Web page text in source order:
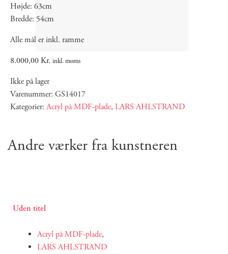
Højde: 63cm
Bredde: 54cm
Alle mål er inkl. ramme
8.000,00Kr. inkl. moms
Ikke på lager
Varenummer: GS14017
Kategorier:Acryl på MDF-plade, LARS AHLSTRAND
Andre værker fra kunstneren
Uden titel
Acryl på MDF-plade,
LARS AHLSTRAND